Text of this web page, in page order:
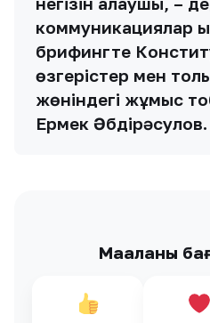
коммуникациялар
брифингте
өзгерістер мен
жөніндегі жұмыс
Ермек Әбдірәсулов.
Мақаланы